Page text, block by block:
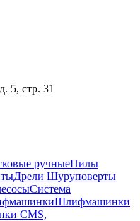
5, стр. 31
ручныеПилы
Дрели Шуруповерты
Система
Шлифмашинки
CMS,